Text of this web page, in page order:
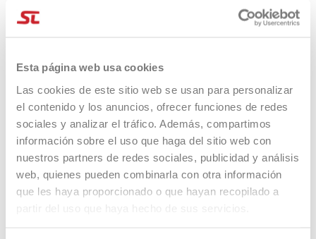
Esta página web usa cookies
Las cookies de este sitio web se usan para personalizar
el contenido y los anuncios, ofrecer funciones de redes
sociales y analizar el tráfico. Además, compartimos
información sobre el uso que haga del sitio web con
nuestros partners de redes sociales, publicidad y análisis
web, quienes pueden combinarla con otra información
que les haya proporcionado o que hayan recopilado a
Overgrips 60pz NEGRO
0,50mm
-12% -12%